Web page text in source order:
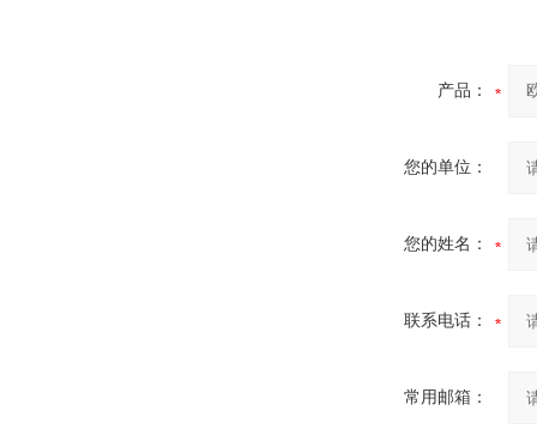
产品：
您的单位：
您的姓名：
联系电话：
常用邮箱：